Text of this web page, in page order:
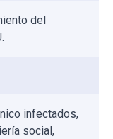
del
infectados,
social,